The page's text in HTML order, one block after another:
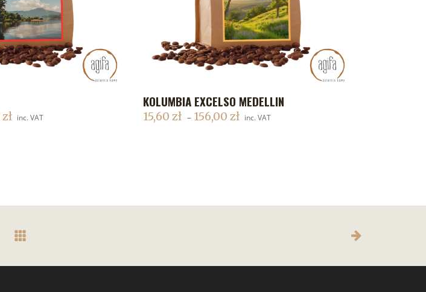
zł inc. VAT
DODAJ DO KOSZYKA
KOLUMBIA EXCELSO MEDELLIN
15,60zł – 156,00zł inc. VAT